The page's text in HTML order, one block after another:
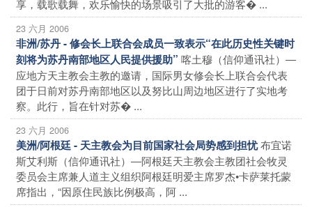
享，载歌载舞，欢乐愉快的场景吸引了大批的游客� ...
23 六月 2006
非洲/苏丹 - 修会长上联合会成员一致表示“在此历史性关键时
刻将为苏丹南部地区人民提供援助” 喀土穆（信仰通讯社）―
应地方天主教会主教的邀请，国际男女修会长上联合会代表
团于日前对苏丹南部地区以及努比山周边地区进行了实地考
察。此行，旨在针对苏� ...
23 六月 2006
美洲/阿根廷 - 天主教会为目前国家社会局势感到担忧布宜诺
斯艾利斯（信仰通讯社）―阿根廷天主教会主教团社会牧灵
委员会主席兼人道主义组织阿根廷明爱主席罗杰•卡萨莱托蒙
席指出，“因原住民族比例极高，阿 ...